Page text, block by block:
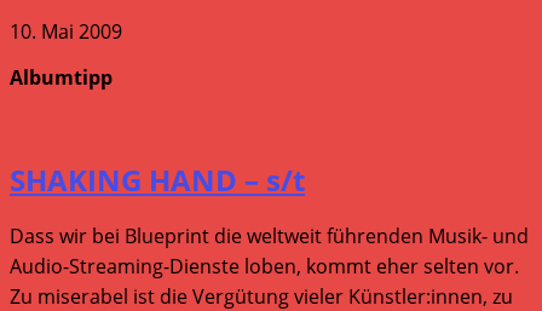
10. Mai 2009
Albumtipp
SHAKING HAND – s/t
Dass wir bei Blueprint die weltweit führenden Musik- und
Audio-Streaming-Dienste loben, kommt eher selten vor.
Zu miserabel ist die Vergütung vieler Künstler:innen, zu